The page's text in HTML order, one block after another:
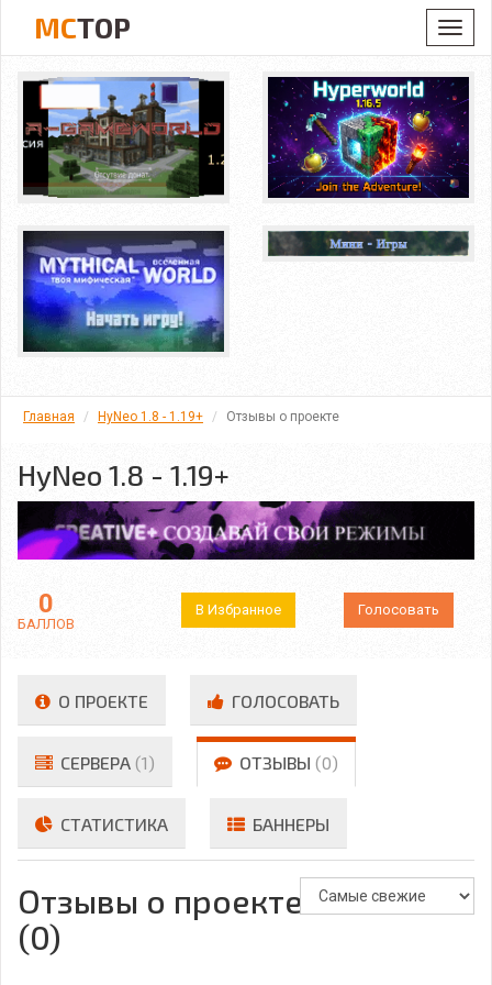
MCTOP
Главная HyNeo 1.8 - 1.19+ Отзывы о проекте
HyNeo 1.8 - 1.19+
0
БАЛЛОВ
В Избранное Голосовать
О ПРОЕКТЕ ГОЛОСОВАТЬ
СЕРВЕРА (1) ОТЗЫВЫ (0)
СТАТИСТИКА БАННЕРЫ
Отзывы о проекте
(0)